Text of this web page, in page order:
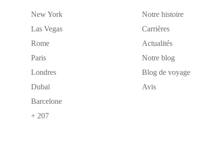
New York
Las Vegas
Rome
Paris
Londres
Dubaï
Barcelone
+ 207
Notre histoire
Carrières
Actualités
Notre blog
Blog de voyage
Avis